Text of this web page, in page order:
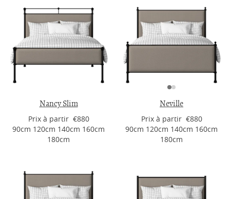
Nancy Slim
Prix ​​à partir €880
90cm 120cm 140cm 160cm
180cm
Neville
Prix ​​à partir €880
90cm 120cm 140cm 160cm
180cm